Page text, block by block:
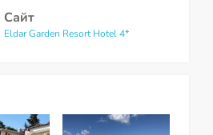
Сайт
Eldar Garden Resort Hotel 4*